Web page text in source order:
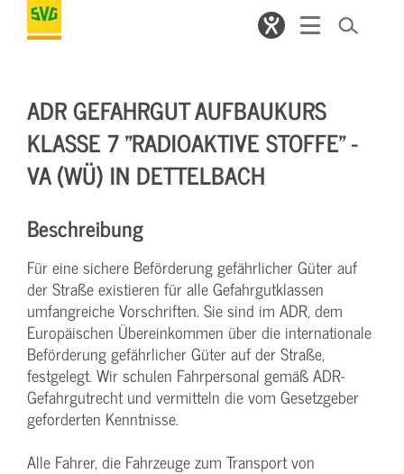
ADR GEFAHRGUT AUFBAUKURS
KLASSE 7 "RADIOAKTIVE STOFFE" -
VA (WÜ) IN DETTELBACH
Beschreibung
Für eine sichere Beförderung gefährlicher Güter auf
der Straße existieren für alle Gefahrgutklassen
umfangreiche Vorschriften. Sie sind im ADR, dem
Europäischen Übereinkommen über die internationale
Beförderung gefährlicher Güter auf der Straße,
festgelegt. Wir schulen Fahrpersonal gemäß ADR-
Gefahrgutrecht und vermitteln die vom Gesetzgeber
geforderten Kenntnisse.
Alle Fahrer, die Fahrzeuge zum Transport von